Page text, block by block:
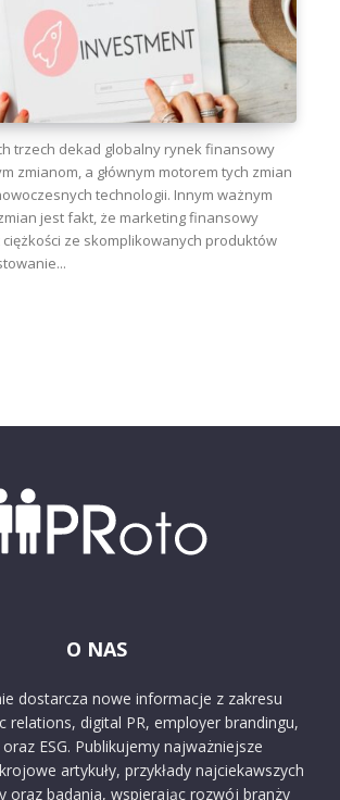
trzech dekad globalny rynek finansowy
zmianom, a głównym motorem tych zmian
technologii. Innym ważnym
jest fakt, że marketing finansowy
ciężkości ze skomplikowanych produktów
O NAS
dostarcza nowe informacje z zakresu
relations, digital PR, employer brandingu,
ESG. Publikujemy najważniejsze
artykuły, przykłady najciekawszych
oraz badania, wspierając rozwój branży